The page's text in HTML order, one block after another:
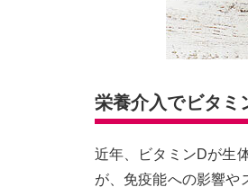
栄養介入でビタミ
近年、ビタミンDが生
が、免疫能への影響や